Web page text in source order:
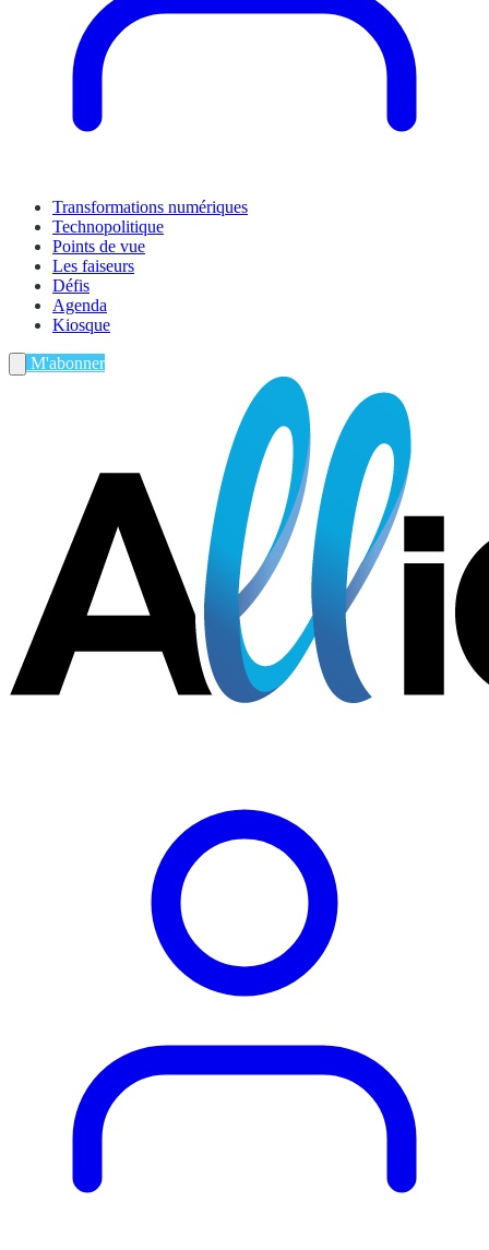
Transformations numériques
Technopolitique
Points de vue
Les faiseurs
Défis
Agenda
Kiosque
M'abonner